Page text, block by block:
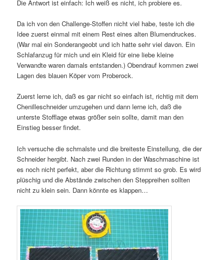
Die Antwort ist einfach: Ich weiß es nicht, ich probiere es.
Da ich von den Challenge-Stoffen nicht viel habe, teste ich die
Idee zuerst einmal mit einem Rest eines alten Blumendruckes.
(War mal ein Sonderangeobt und ich hatte sehr viel davon. Ein
Schlafanzug für mich und ein Kleid für eine liebe kleine
Verwandte waren damals entstanden.) Obendrauf kommen zwei
Lagen des blauen Köper vom Proberock.
Zuerst lerne ich, daß es gar nicht so einfach ist, richtig mit dem
Chenilleschneider umzugehen und dann lerne ich, daß die
unterste Stofflage etwas größer sein sollte, damit man den
Einstieg besser findet.
Ich versuche die schmalste und die breiteste Einstellung, die der
Schneider hergibt. Nach zwei Runden in der Waschmaschine ist
es noch nicht perfekt, aber die Richtung stimmt so grob. Es wird
plüschig und die Abstände zwischen den Steppreihen sollten
nicht zu klein sein. Dann könnte es klappen…